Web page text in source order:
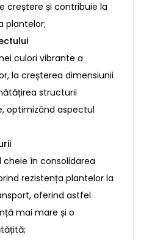
creștere și contribuie la
plantelor;
culori vibrante a
la creșterea dimensiunii
structurii
optimizând aspectul
cheie în consolidarea
rezistența plantelor la
oferind astfel
mai mare și o